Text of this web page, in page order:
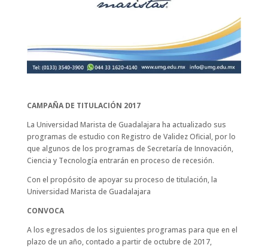
CAMPAÑA DE TITULACIÓN 2017
La Universidad Marista de Guadalajara ha actualizado sus
programas de estudio con Registro de Validez Oficial, por lo
que algunos de los programas de Secretaría de Innovación,
Ciencia y Tecnología entrarán en proceso de recesión.
Con el propósito de apoyar su proceso de titulación, la
Universidad Marista de Guadalajara
CONVOCA
A los egresados de los siguientes programas para que en el
plazo de un año, contado a partir de octubre de 2017,